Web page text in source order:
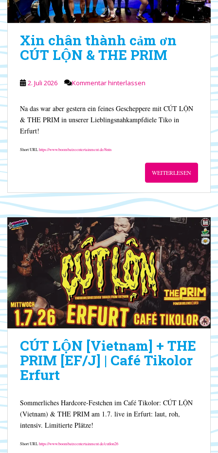
Xin chân thành cảm ơn
CÚT LỘN & THE PRIM
2. Juli 2026 Kommentar hinterlassen
Na das war aber gestern ein feines Gescheppere mit CÚT LỘN
& THE PRIM in unserer Lieblingsnahkampfdiele Tiko in
Erfurt!
Short URLhttps://www.boombatzeentertainment.de/8ntn
WEITERLESEN
CÚT LỘN [Vietnam] + THE
PRIM [EF/J] | Café Tikolor
Erfurt
Sommerliches Hardcore-Festchen im Café Tikolor: CÚT LỘN
(Vietnam) & THE PRIM am 1.7. live in Erfurt: laut, roh,
intensiv. Limitierte Plätze!
Short URLhttps://www.boombatzeentertainment.de/cutlon26